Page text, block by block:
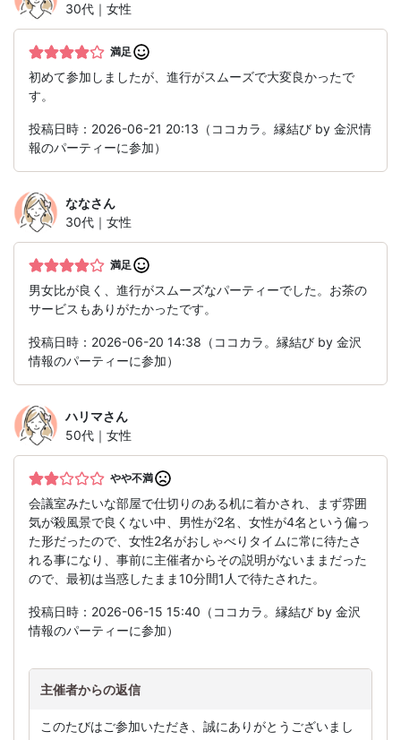
30代｜女性
満足
初めて参加しましたが、進行がスムーズで大変良かったで
す。
投稿日時：2026-06-21 20:13（ココカラ。縁結び by 金沢情
報のパーティーに参加）
ななさん
30代｜女性
満足
男女比が良く、進行がスムーズなパーティーでした。お茶の
サービスもありがたかったです。
投稿日時：2026-06-20 14:38（ココカラ。縁結び by 金沢
情報のパーティーに参加）
ハリマさん
50代｜女性
やや不満
会議室みたいな部屋で仕切りのある机に着かされ、まず雰囲
気が殺風景で良くない中、男性が2名、女性が4名という偏っ
た形だったので、女性2名がおしゃべりタイムに常に待たさ
れる事になり、事前に主催者からその説明がないままだった
ので、最初は当惑したまま10分間1人で待たされた。
投稿日時：2026-06-15 15:40（ココカラ。縁結び by 金沢
情報のパーティーに参加）
主催者からの返信
このたびはご参加いただき、誠にありがとうございまし